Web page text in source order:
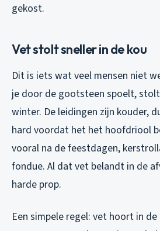
gekost.
Vet stolt sneller in de kou
Dit is iets wat veel mensen niet
je door de gootsteen spoelt,
winter. De leidingen zijn kouder,
hard voordat het het hoofdriool
vooral na de feestdagen,
fondue. Al dat vet belandt in de
harde prop.
Een simpele regel: vet hoort in